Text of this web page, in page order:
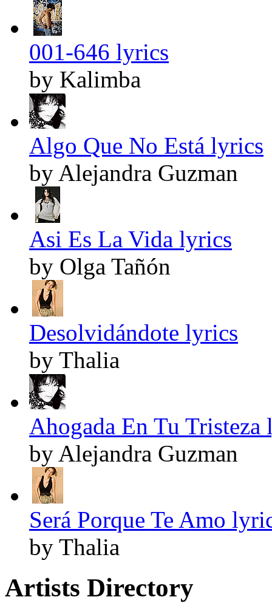
001-646 lyrics
by Kalimba
Algo Que No Está lyrics
by Alejandra Guzman
Asi Es La Vida lyrics
by Olga Tañón
Desolvidándote lyrics
by Thalia
Ahogada En Tu Tristeza
by Alejandra Guzman
Será Porque Te Amo
by Thalia
Artists Directory